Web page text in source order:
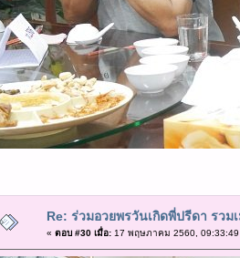
Re: ร่วมอวยพรวันเกิดพี่ปรีดา รวม
« ตอบ #30 เมื่อ:17 พฤษภาคม 2560, 09:33:49